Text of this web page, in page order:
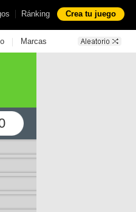
| Ránking Crea tu juego
| Marcas